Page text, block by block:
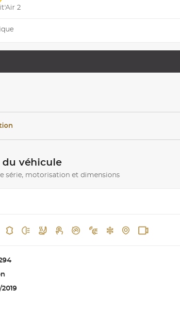
2
du véhicule
série, motorisation et dimensions
2019